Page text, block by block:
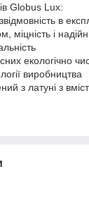
Globus Lux:
в
міцність і
екологічно
виробництва
з латуні з